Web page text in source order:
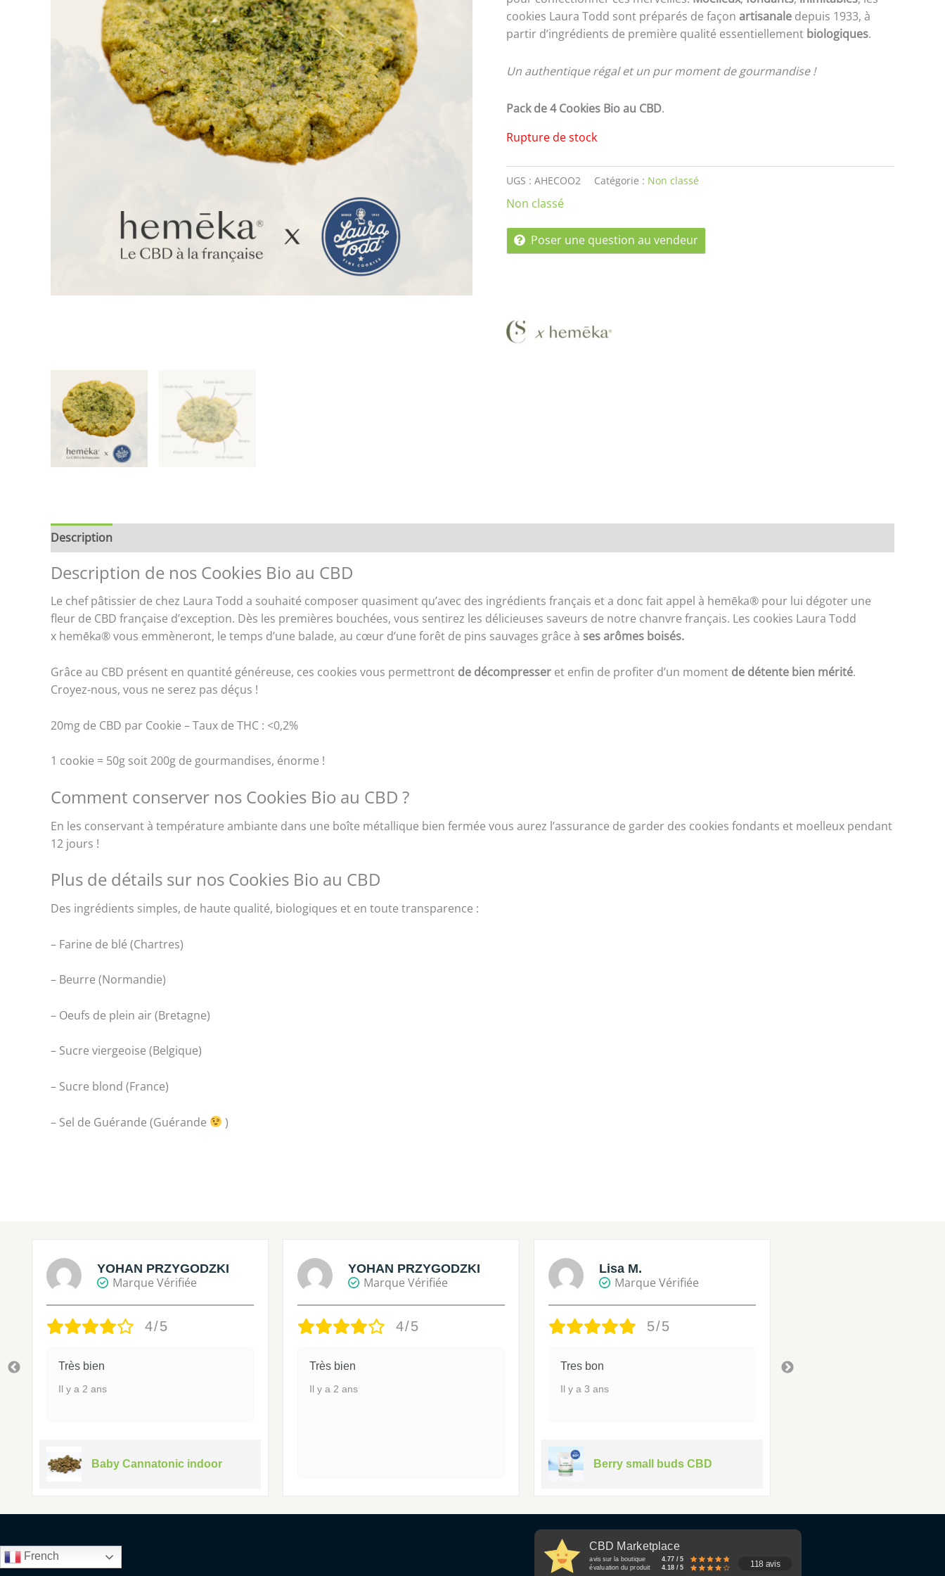
cookies Laura Todd sont préparés de façon artisanale depuis 1933, à
partir d’ingrédients de première qualité essentiellement biologiques.
Un authentique régal et un pur moment de gourmandise !
Pack de 4 Cookies Bio au CBD.
Rupture de stock
UGS : AHECOO2 Catégorie : Non classé
Non classé
Poser une question au vendeur
Description
Description de nos Cookies Bio au CBD
Le chef pâtissier de chez Laura Todd a souhaité composer quasiment qu’avec des ingrédients français et a donc fait appel à hemēka® pour lui dégoter une
fleur de CBD française d’exception. Dès les premières bouchées, vous sentirez les délicieuses saveurs de notre chanvre français. Les cookies Laura Todd
x hemēka® vous emmèneront, le temps d’une balade, au cœur d’une forêt de pins sauvages grâce à ses arômes boisés.
Grâce au CBD présent en quantité généreuse, ces cookies vous permettront de décompresser et enfin de profiter d’un moment de détente bien mérité.
Croyez-nous, vous ne serez pas déçus !
20mg de CBD par Cookie – Taux de THC : <0,2%
1 cookie = 50g soit 200g de gourmandises, énorme !
Comment conserver nos Cookies Bio au CBD ?
En les conservant à température ambiante dans une boîte métallique bien fermée vous aurez l’assurance de garder des cookies fondants et moelleux pendant
12 jours !
Plus de détails sur nos Cookies Bio au CBD
Des ingrédients simples, de haute qualité, biologiques et en toute transparence :
– Farine de blé (Chartres)
– Beurre (Normandie)
– Oeufs de plein air (Bretagne)
– Sucre viergeoise (Belgique)
– Sucre blond (France)
– Sel de Guérande (Guérande )
YOHAN PRZYGODZKI
Marque Vérifiée
4/5
Très bien
Il y a 2 ans
Baby Cannatonic indoor
YOHAN PRZYGODZKI
Marque Vérifiée
4/5
Très bien
Il y a 2 ans
Lisa M.
Marque Vérifiée
5/5
Tres bon
Il y a 3 ans
Berry small buds CBD
French
CBD Marketplace
avis sur la boutique
4.77 / 5
évaluation du produit
4.18 / 5 118 avis